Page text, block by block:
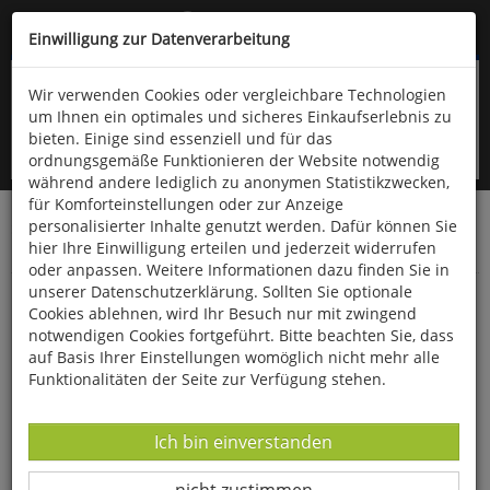
Kompletten Head der Seite überspringen
oder (06766) 9323-960
Startseite Bücher Downloads
Zeitschriften
SportPraxis
Hoops For Schools - Basketball-Unterricht mit
App
Einwilligung zur Datenverarbeitung
Wir verwenden Cookies oder vergleichbare Technologien
um Ihnen ein optimales und sicheres Einkaufserlebnis zu
bieten. Einige sind essenziell und für das
ordnungsgemäße Funktionieren der Website notwendig
während andere lediglich zu anonymen Statistikzwecken,
für Komforteinstellungen oder zur Anzeige
personalisierter Inhalte genutzt werden. Dafür können Sie
hier Ihre Einwilligung erteilen und jederzeit widerrufen
oder anpassen. Weitere Informationen dazu finden Sie in
unserer Datenschutzerklärung. Sollten Sie optionale
Cookies ablehnen, wird Ihr Besuch nur mit zwingend
notwendigen Cookies fortgeführt. Bitte beachten Sie, dass
auf Basis Ihrer Einstellungen womöglich nicht mehr alle
Funktionalitäten der Seite zur Verfügung stehen.
Datenverarbeitung -
Ich bin einverstanden